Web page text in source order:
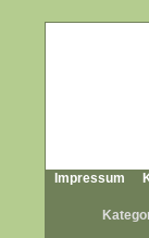
Impressum